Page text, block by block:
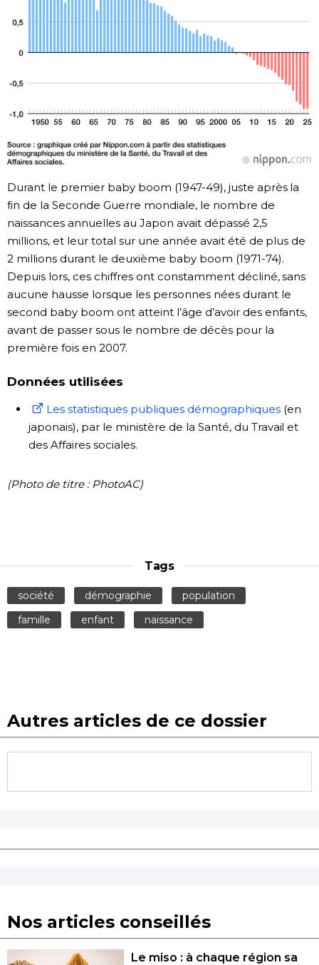
Durant le premier baby boom (1947-49), juste après la
fin de la Seconde Guerre mondiale, le nombre de
naissances annuelles au Japon avait dépassé 2,5
millions, et leur total sur une année avait été de plus de
2 millions durant le deuxième baby boom (1971-74).
Depuis lors, ces chiffres ont constamment décliné, sans
aucune hausse lorsque les personnes nées durant le
second baby boom ont atteint l’âge d’avoir des enfants,
avant de passer sous le nombre de décès pour la
première fois en 2007.
Données utilisées
Les statistiques publiques démographiques(en
japonais), par le ministère de la Santé, du Travail et
des Affaires sociales.
(Photo de titre : PhotoAC)
Tags
société démographie
population
famille
enfant naissance
Autres articles de ce dossier
Nos articles conseillés
Le miso : à chaque région sa